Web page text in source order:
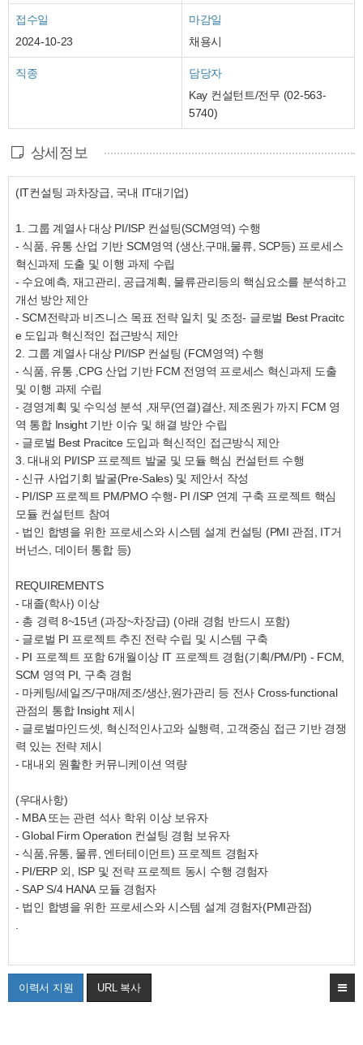
접수일
2024-10-23
마감일
채용시
직종
담당자
Kay 컨설턴트/전무 (02-563-
5740)
상세정보
(IT컨설팅 과차장급, 국내 IT대기업)
1. 그룹 계열사 대상 PI/ISP 컨설팅(SCM영역) 수행
- 식품, 유통 산업 기반 SCM영역 (생산,구매,물류, SCP등) 프로세스
혁신과제 도출 및 이행 과제 수립
- 수요예측, 재고관리, 공급계획, 물류관리등의 핵심요소를 분석하고
개선 방안 제안
- SCM전략과 비즈니스 목표 전략 일치 및 조정- 글로벌 Best Pracitc
e 도입과 혁신적인 접근방식 제안
2. 그룹 계열사 대상 PI/ISP 컨설팅 (FCM영역) 수행
- 식품, 유통 ,CPG 산업 기반 FCM 전영역 프로세스 혁신과제 도출
및 이행 과제 수립
- 경영계획 및 수익성 분석 ,재무(연결)결산, 제조원가 까지 FCM 영
역 통합 Insight 기반 이슈 및 해결 방안 수립
- 글로벌 Best Pracitce 도입과 혁신적인 접근방식 제안
3. 대내외 PI/ISP 프로젝트 발굴 및 모듈 핵심 컨설턴트 수행
- 신규 사업기회 발굴(Pre-Sales) 및 제안서 작성
- PI/ISP 프로젝트 PM/PMO 수행- PI /ISP 연계 구축 프로젝트 핵심
모듈 컨설턴트 참여
- 법인 합병을 위한 프로세스와 시스템 설계 컨설팅 (PMI 관점, IT거
버넌스, 데이터 통합 등)
REQUIREMENTS
- 대졸(학사) 이상
- 총 경력 8~15년 (과장~차장급) (아래 경험 반드시 포함)
- 글로벌 PI 프로젝트 추진 전략 수립 및 시스템 구축
- PI 프로젝트 포함 6개월이상 IT 프로젝트 경험(기획/PM/PI) - FCM,
SCM 영역 PI, 구축 경험
- 마케팅/세일즈/구매/제조/생산,원가관리 등 전사 Cross-functional
관점의 통합 Insight 제시
- 글로벌마인드셋, 혁신적인사고와 실행력, 고객중심 접근 기반 경쟁
력 있는 전략 제시
- 대내외 원활한 커뮤니케이션 역량
(우대사항)
- MBA 또는 관련 석사 학위 이상 보유자
- Global Firm Operation 컨설팅 경험 보유자
- 식품,유통, 물류, 엔터테이먼트) 프로젝트 경험자
- PI/ERP 외, ISP 및 전략 프로젝트 동시 수행 경험자
- SAP S/4 HANA 모듈 경험자
- 법인 합병을 위한 프로세스와 시스템 설계 경험자(PMI관점)
이력서 지원 URL 복사